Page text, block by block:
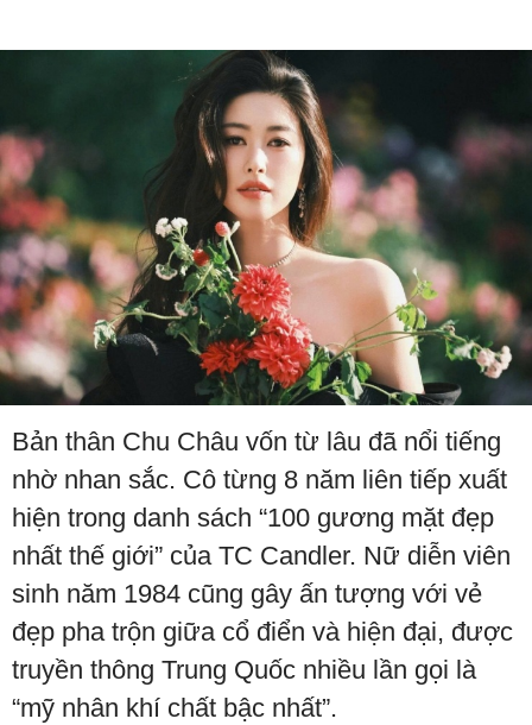
Bản thân Chu Châu vốn từ lâu đã nổi tiếng
nhờ nhan sắc. Cô từng 8 năm liên tiếp xuất
hiện trong danh sách “100 gương mặt đẹp
nhất thế giới” của TC Candler. Nữ diễn viên
sinh năm 1984 cũng gây ấn tượng với vẻ
đẹp pha trộn giữa cổ điển và hiện đại, được
truyền thông Trung Quốc nhiều lần gọi là
“mỹ nhân khí chất bậc nhất”.